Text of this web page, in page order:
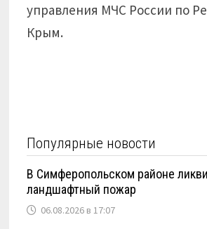
управления МЧС России по
Крым.
Популярные новости
В Симферопольском районе
ландшафтный пожар
06.08.2026 в 17:07